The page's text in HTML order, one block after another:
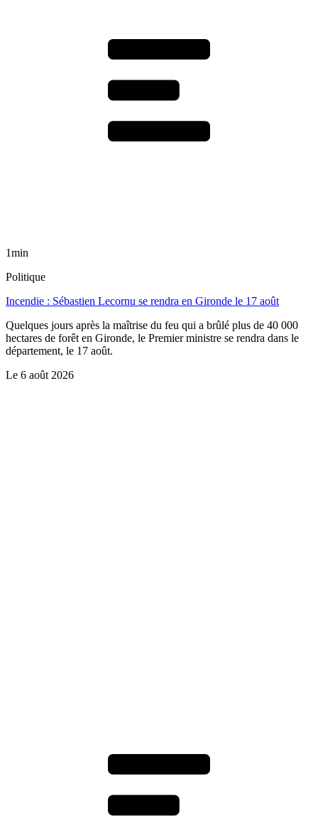
1min
Politique
Incendie : Sébastien Lecornu se rendra en Gironde le 17 août
Quelques jours après la maîtrise du feu qui a brûlé plus de 40 000
hectares de forêt en Gironde, le Premier ministre se rendra dans le
département, le 17 août.
Le 6 août 2026